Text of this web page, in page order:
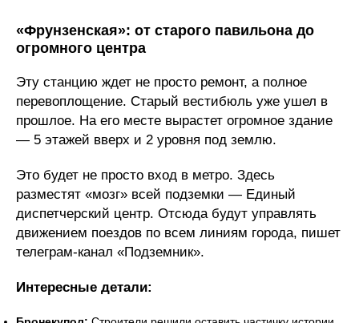
«Фрунзенская»: от старого павильона до
огромного центра
Эту станцию ждет не просто ремонт, а полное
перевоплощение. Старый вестибюль уже ушел в
прошлое. На его месте вырастет огромное здание
— 5 этажей вверх и 2 уровня под землю.
Это будет не просто вход в метро. Здесь
разместят «мозг» всей подземки — Единый
диспетчерский центр. Отсюда будут управлять
движением поездов по всем линиям города, пишет
телеграм-канал «Подземник».
Интересные детали: